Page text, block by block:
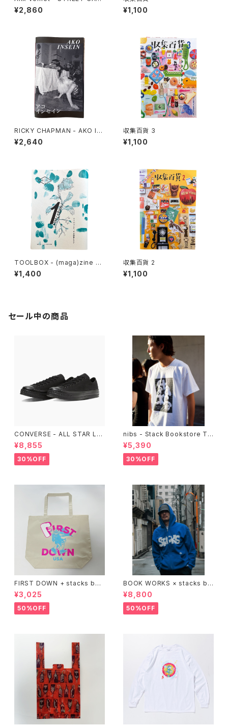
TS
¥2,860 ¥1,100
RICKY CHAPMAN - AKO IN
SEIN
¥2,640
収集百貨 3
¥1,100
TOOLBOX - (maga)zine 雑
想 DIY実践思想録 1
¥1,400
収集百貨 2
¥1,100
セール中の商品
CONVERSE - ALL STAR LG
CY OX （ALL BLACK)
¥8,855
30%OFF
nibs - Stack Bookstore Te
e
¥5,390
30%OFF
FIRST DOWN + stacks boo
kstore BIG TOTE
¥3,025
50%OFF
BOOK WORKS × stacks bo
okstore "Jimbocho Beat Li
brary zip up hood"
¥8,800
50%OFF